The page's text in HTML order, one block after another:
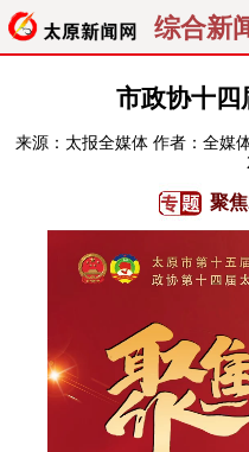
综合新
聚焦
经济 关注
曝光
旅游 理财
晋月读
太原日报 太原晚报
市政协十四
来源： 太报全媒体 作者：全媒
聚